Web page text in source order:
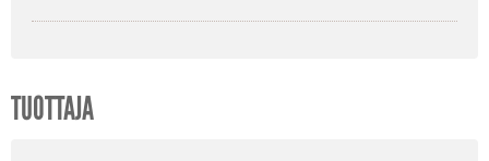
TUOTTAJA